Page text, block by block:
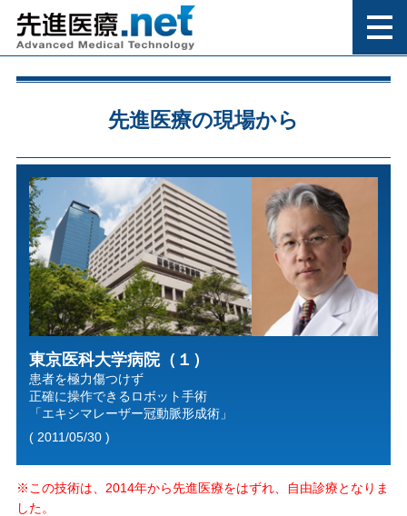
先進医療の現場から
東京医科大学病院（１）
患者を極力傷つけず
正確に操作できるロボット手術
「エキシマレーザー冠動脈形成術」
( 2011/05/30 )
※この技術は、2014年から先進医療をはずれ、自由診療となりま
した。